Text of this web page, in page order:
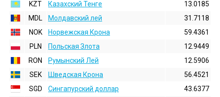
KZT
Казахский Тенге
13.0185
MDL
Молдавский лей
31.7118
NOK
Норвежская Крона
59.4361
PLN
Польская Злота
12.9449
RON
Румынский Лей
12.5906
SEK
Шведская Крона
56.4521
SGD
Сингапурский доллар
43.6377